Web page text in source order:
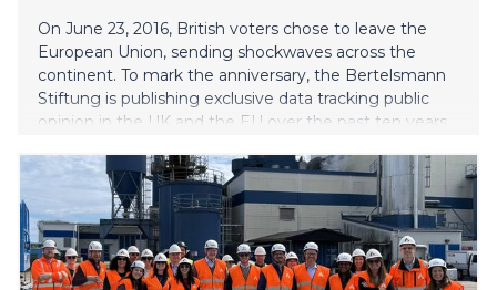
On June 23, 2016, British voters chose to leave the
European Union, sending shockwaves across the
continent. To mark the anniversary, the Bertelsmann
Stiftung is publishing exclusive data tracking public
opinion in the UK and the EU over the past ten years.
further EU fragmentation nor driven British and
European public opinion permanently apart. Instead,
they point to a shared preference for pragmatic
cooperation.